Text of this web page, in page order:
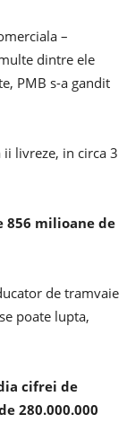
–
dintre ele
PMB s-a gandit
livreze, in circa 3
856 milioane de
de tramvaie
poate lupta,
cifrei de
280.000.000